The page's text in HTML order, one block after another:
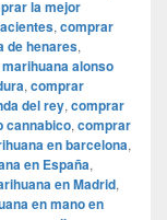
la mejor
, comprar
de henares,
alonso
, comprar
del rey, comprar
cannabico, comprar
en barcelona,
en España,
en Madrid,
en mano en